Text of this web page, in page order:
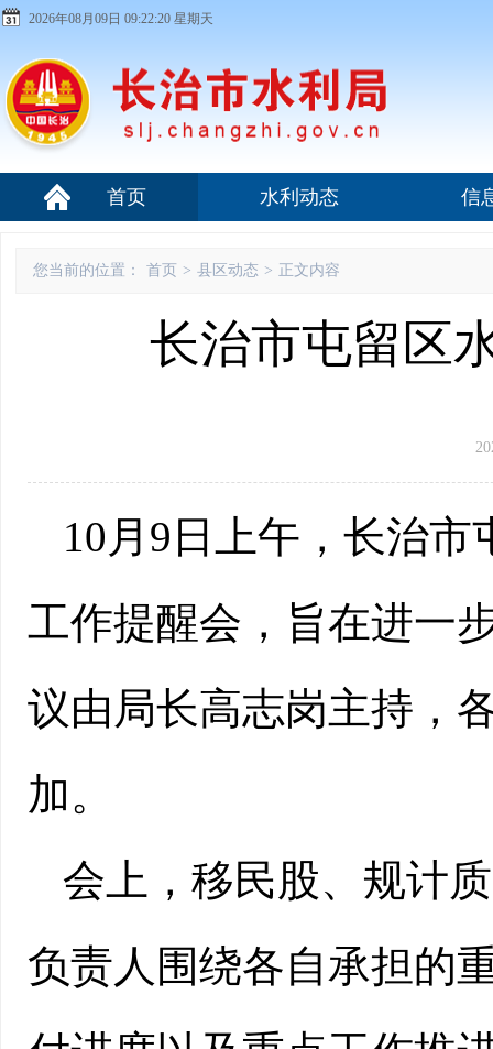
2026年08月09日 09:22:20 星期天
首页 水利动态 信
您当前的位置： 首页 > 县区动态 > 正文内容
长治市屯留区
10月9日上午，长治市
工作提醒会，旨在进一
议由局长高志岗主持，
加。
会上，移民股、规计
负责人围绕各自承担的